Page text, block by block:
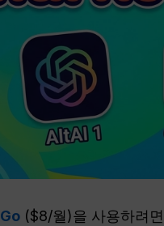
($8/월)을 사용하려